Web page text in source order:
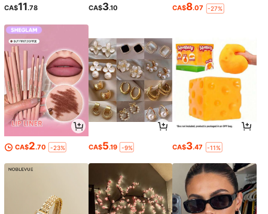
CA$11.78 CA$3.10 CA$8.07 -27%
CA$2.70 -23% CA$5.19 -9% CA$3.47 -11%